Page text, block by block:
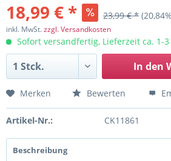
18,99 € * 23,99 € *
inkl. MwSt.zzgl. Versandkosten
Sofort versandfertig, Lieferzeit ca. 1-3
In den
Merken Bewerten
Artikel-Nr.: CK11861
Beschreibung